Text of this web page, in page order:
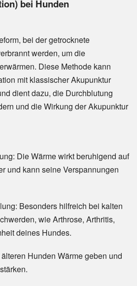
bei Hunden
bei der getrocknete
werden, um die
Diese Methode kann
mit klassischer Akupunktur
dient dazu, die Durchblutung
und die Wirkung der Akupunktur
Die Wärme wirkt beruhigend auf
und kann seine Verspannungen
Besonders hilfreich bei kalten
wie Arthrose, Arthritis,
deines Hundes.
Hunden Wärme geben und